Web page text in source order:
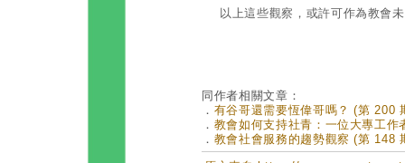
以上這些觀察，或許可作為教會
同作者相關文章：
． 有谷哥還需要恆偉哥嗎？ (第 200
． 教會如何支持社青：一位大專工
． 教會社會服務的趨勢觀察 (第 148